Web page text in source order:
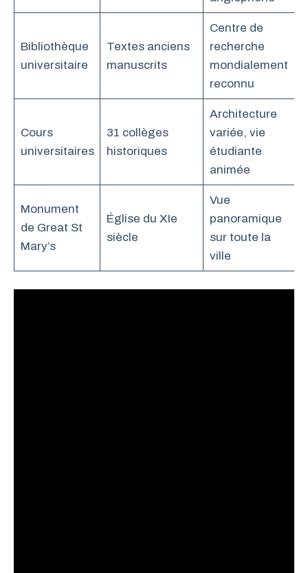
Bibliothèque
universitaire
Textes anciens
manuscrits
Centre de
recherche
mondialement
reconnu
Cours
universitaires
31 collèges
historiques
Architecture
variée, vie
étudiante
animée
Monument
de Great St
Mary’s
Église du XIe
siècle
Vue
panoramique
sur toute la
ville